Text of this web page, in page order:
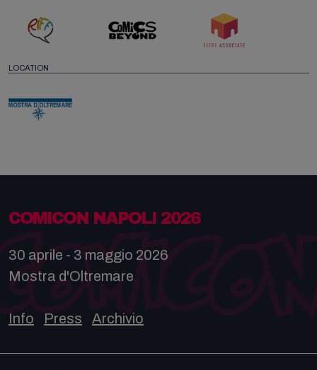
LOCATION
COMICON NAPOLI 2026
30 aprile - 3 maggio 2026
Mostra d'Oltremare
Info Press Archivio